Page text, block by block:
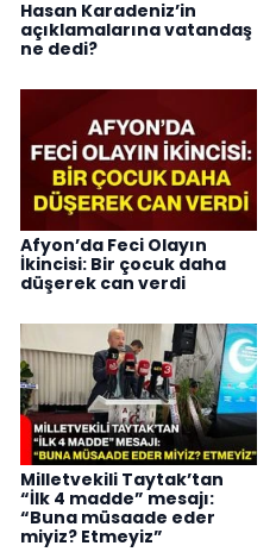
Hasan Karadeniz’in
açıklamalarına vatandaş
ne dedi?
Afyon’da Feci Olayın
İkincisi: Bir çocuk daha
düşerek can verdi
Milletvekili Taytak’tan
“İlk 4 madde” mesajı:
“Buna müsaade eder
miyiz? Etmeyiz”